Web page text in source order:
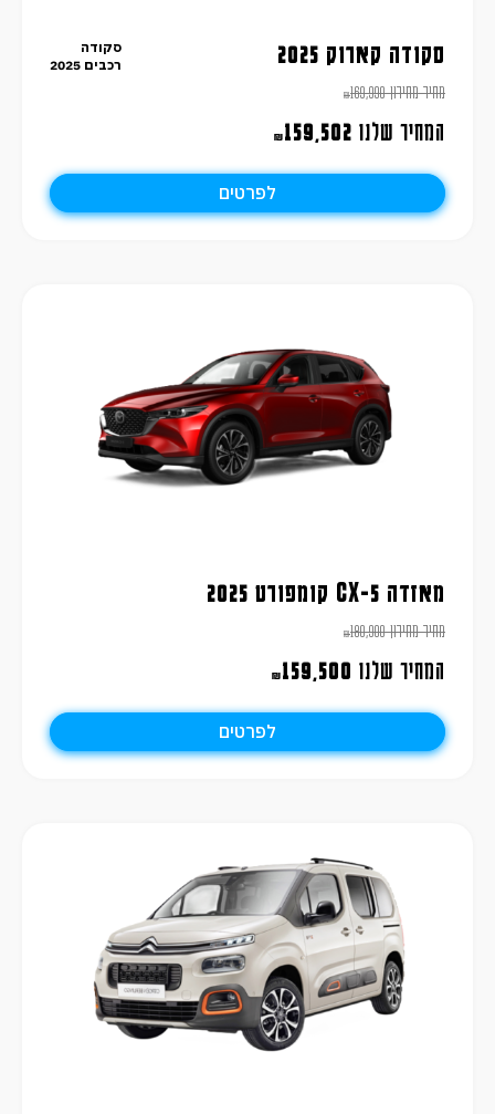
סקודה קארוק 2025
מחיר מחירון ₪169,990
המחיר שלנו ₪159,502
סקודה
רכבים 2025
לפרטים
מאזדה CX-5 קומפורט 2025
מחיר מחירון ₪180,900
המחיר שלנו ₪159,500
לפרטים